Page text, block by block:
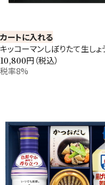
カートに入れる
キッコーマンしぼりたて生しょ
10,800円（税込）
税率8%